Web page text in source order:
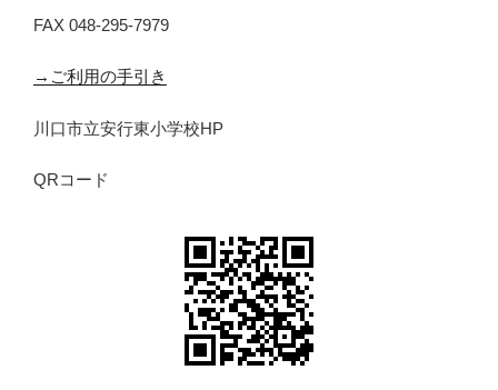
FAX 048-295-7979
→ご利用の手引き
川口市立安行東小学校HP
QRコード